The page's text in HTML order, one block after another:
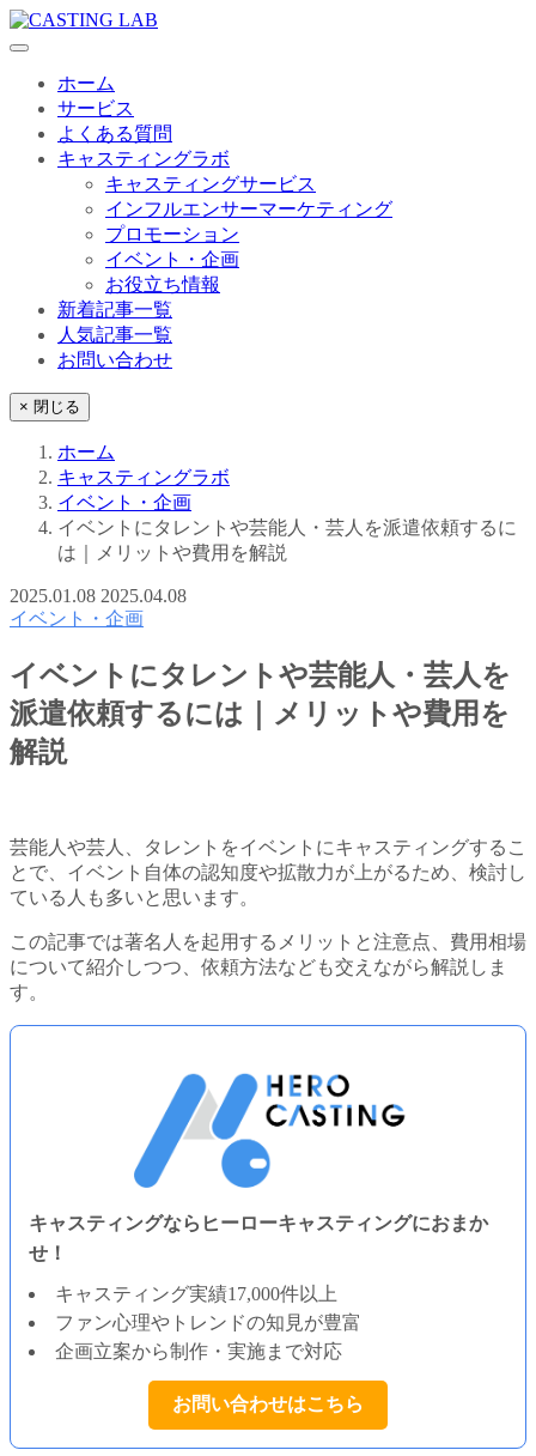
ホーム
サービス
よくある質問
キャスティングラボ
キャスティングサービス
インフルエンサーマーケティング
プロモーション
イベント・企画
お役立ち情報
新着記事一覧
人気記事一覧
お問い合わせ
× 閉じる
ホーム
キャスティングラボ
イベント・企画
イベントにタレントや芸能人・芸人を派遣依頼するに
は｜メリットや費用を解説
2025.01.08 2025.04.08
イベント・企画
イベントにタレントや芸能人・芸人を
派遣依頼するには｜メリットや費用を
解説
芸能人や芸人、タレントをイベントにキャスティングするこ
とで、イベント自体の認知度や拡散力が上がるため、検討し
ている人も多いと思います。
この記事では著名人を起用するメリットと注意点、費用相場
について紹介しつつ、依頼方法なども交えながら解説しま
す。
キャスティングならヒーローキャスティングにおまか
せ！
キャスティング実績17,000件以上
ファン心理やトレンドの知見が豊富
企画立案から制作・実施まで対応
お問い合わせはこちら